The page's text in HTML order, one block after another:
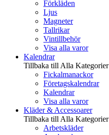
Förkläden
Ljus
Magneter
Tallrikar
Vintillbehör
Visa alla varor
Kalendrar
Tillbaka till Alla Kategorier
Fickalmanackor
Företagskalendrar
Kalendrar
Visa alla varor
Kläder & Accessoarer
Tillbaka till Alla Kategorier
Arbetskläder